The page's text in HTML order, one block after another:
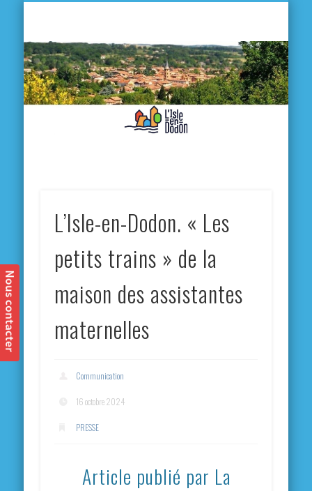
L’Isle-en-Dodon. « Les
petits trains » de la
maison des assistantes
maternelles
Communication
16 octobre 2024
PRESSE
Article publié par La